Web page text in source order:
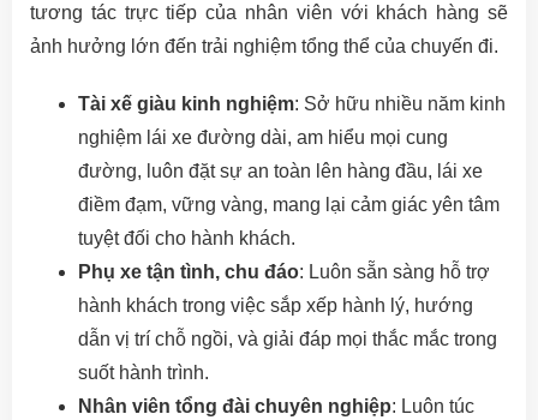
tương tác trực tiếp của nhân viên với khách hàng sẽ
ảnh hưởng lớn đến trải nghiệm tổng thể của chuyến đi.
Tài xế giàu kinh nghiệm: Sở hữu nhiều năm kinh
nghiệm lái xe đường dài, am hiểu mọi cung
đường, luôn đặt sự an toàn lên hàng đầu, lái xe
điềm đạm, vững vàng, mang lại cảm giác yên tâm
tuyệt đối cho hành khách.
Phụ xe tận tình, chu đáo: Luôn sẵn sàng hỗ trợ
hành khách trong việc sắp xếp hành lý, hướng
dẫn vị trí chỗ ngồi, và giải đáp mọi thắc mắc trong
suốt hành trình.
Nhân viên tổng đài chuyên nghiệp: Luôn túc